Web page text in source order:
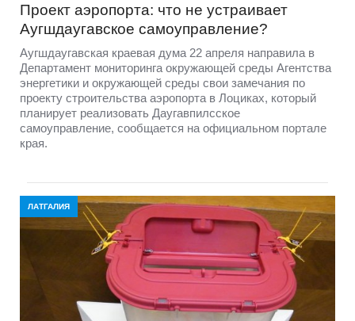
Проект аэропорта: что не устраивает
Аугшдаугавское самоуправление?
Аугшдаугавская краевая дума 22 апреля направила в
Департамент мониторинга окружающей среды Агентства
энергетики и окружающей среды свои замечания по
проекту строительства аэропорта в Лоциках, который
планирует реализовать Даугавпилсское
самоуправление, сообщается на официальном портале
края.
ЛАТГАЛИЯ